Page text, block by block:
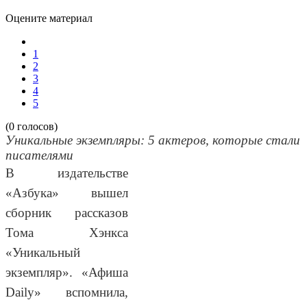
Оцените материал
1
2
3
4
5
(0 голосов)
Уникальные экземпляры: 5 актеров, которые стали
писателями
В издательстве
«Азбука» вышел
сборник рассказов
Тома Хэнкса
«Уникальный
экземпляр». «Афиша
Daily» вспомнила,